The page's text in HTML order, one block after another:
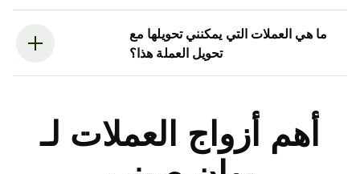
ما هي العملات التي يمكنني تحويلها مع
تحويل العملة هذا؟
أهم أزواج العملات لـ